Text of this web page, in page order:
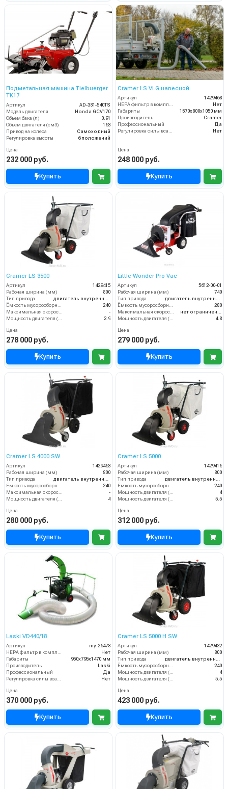
Подметальная машина Tielbuerger
TK17
Артикул
AD-381-540TS
Модель двигателя
Honda GCV170
Объем бака (л)
0.91
Объем двигателя (см3)
163
Привод на колёса
Самоходный
Регулировка высоты
6 положений
Цена
232 000 руб.
Купить
Cramer LS VLG навесной
Артикул
1429468
HEPA фильтр в комплекте
Нет
Габариты
1570х800х1050 мм
Производитель
Cramer
Профессиональный
Да
Регулировка силы всасывания
Нет
Цена
248 000 руб.
Купить
Cramer LS 3500
Артикул
1429415
Рабочая ширина (мм)
800
Тип привода
двигатель внутреннего сгорания
Ёмкость мусоросборника (л)
240
Максимальная скорость движения (км/ч)
-
Мощность двигателя (кВт)
2.9
Цена
278 000 руб.
Купить
Little Wonder Pro Vac
Артикул
5612-00-01
Рабочая ширина (мм)
740
Тип привода
двигатель внутреннего сгорания
Ёмкость мусоросборника (л)
280
Максимальная скорость движения (км/ч)
нет ограничений
Мощность двигателя (кВт)
4.8
Цена
279 000 руб.
Купить
Cramer LS 4000 SW
Артикул
1429463
Рабочая ширина (мм)
800
Тип привода
240
-
4
Цена
280 000 руб.
Купить
Cramer LS 5000
Артикул
1429416
Рабочая ширина (мм)
800
Тип привода
240
4
5.5
Цена
312 000 руб.
Купить
Laski VD440/18
Артикул
my.26478
HEPA фильтр в комплекте
Нет
Габариты
950х795х1470 мм
Производитель
Laski
Профессиональный
Да
Регулировка силы всасывания
Нет
Цена
370 000 руб.
Купить
Cramer LS 5000 H SW
Артикул
1429432
Рабочая ширина (мм)
800
Тип привода
двигатель внутреннего сгорания
Ёмкость мусоросборника (л)
240
Мощность двигателя (кВт)
4
Мощность двигателя (лс)
5.5
Цена
423 000 руб.
Купить